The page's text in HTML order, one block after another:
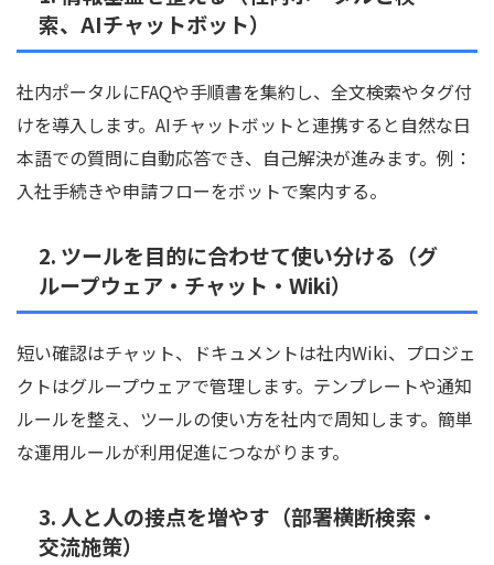
索、AIチャットボット）
社内ポータルにFAQや手順書を集約し、全文検索やタグ付
けを導入します。AIチャットボットと連携すると自然な日
本語での質問に自動応答でき、自己解決が進みます。例：
入社手続きや申請フローをボットで案内する。
2. ツールを目的に合わせて使い分ける（グ
ループウェア・チャット・Wiki）
短い確認はチャット、ドキュメントは社内Wiki、プロジェ
クトはグループウェアで管理します。テンプレートや通知
ルールを整え、ツールの使い方を社内で周知します。簡単
な運用ルールが利用促進につながります。
3. 人と人の接点を増やす（部署横断検索・
交流施策）